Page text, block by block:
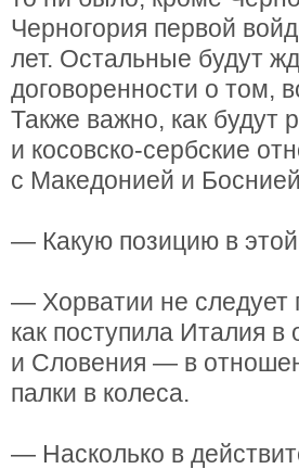
Черногория первой
лет. Остальные будут
договоренности о том,
Также важно, как будут
и косовско-сербские
с Македонией и
— Какую позицию в
— Хорватии не следует
как поступила Италия
и Словения — в
палки в колеса.
— Насколько в